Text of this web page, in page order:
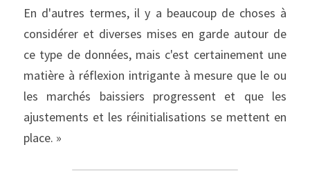
En d'autres termes, il y a beaucoup de choses à
considérer et diverses mises en garde autour de
ce type de données, mais c'est certainement une
matière à réflexion intrigante à mesure que le ou
les marchés baissiers progressent et que les
ajustements et les réinitialisations se mettent en
place. »